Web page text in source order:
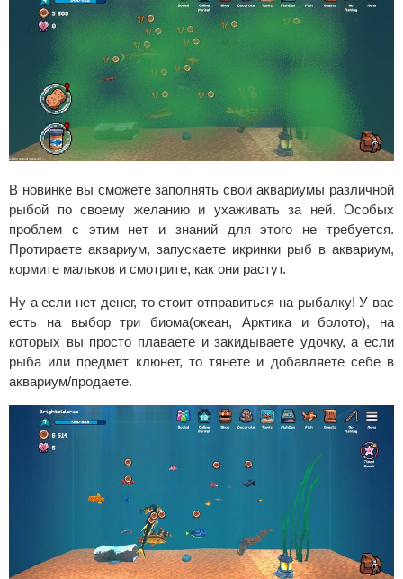
В новинке вы сможете заполнять свои аквариумы различной
рыбой по своему желанию и ухаживать за ней. Особых
проблем с этим нет и знаний для этого не требуется.
Протираете аквариум, запускаете икринки рыб в аквариум,
кормите мальков и смотрите, как они растут.
Ну а если нет денег, то стоит отправиться на рыбалку! У вас
есть на выбор три биома(океан, Арктика и болото), на
которых вы просто плаваете и закидываете удочку, а если
рыба или предмет клюнет, то тянете и добавляете себе в
аквариум/продаете.